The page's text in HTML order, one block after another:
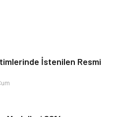
İstenilen Resmi